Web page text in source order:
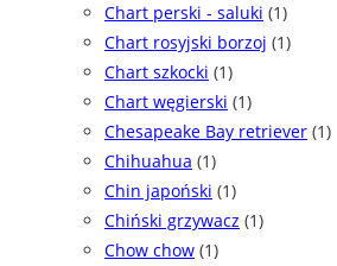
Chart perski - saluki (1)
Chart rosyjski borzoj (1)
Chart szkocki (1)
Chart węgierski (1)
Chesapeake Bay retriever (1)
Chihuahua (1)
Chin japoński (1)
Chiński grzywacz (1)
Chow chow (1)